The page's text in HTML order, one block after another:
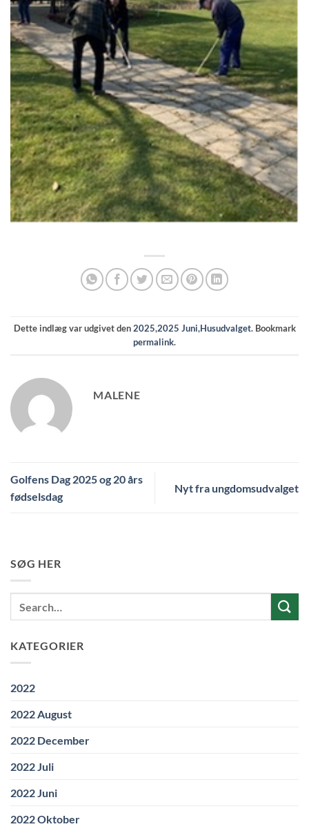
Dette indlæg var udgivet den2025,2025 Juni,Husudvalget. Bookmark
permalink.
MALENE
Golfens Dag 2025 og 20 års
fødselsdag
Nyt fra ungdomsudvalget
SØG HER
KATEGORIER
2022
2022 August
2022 December
2022 Juli
2022 Juni
2022 Oktober